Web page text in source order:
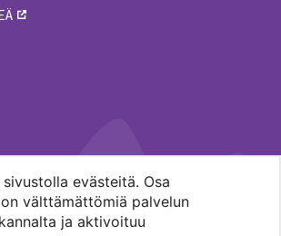
evästeitä. Osa
välttämättömiä palvelun
ja aktivoituu
MENOHAKU